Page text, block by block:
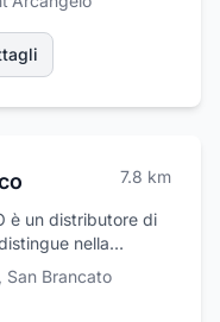
7.8 km
è un distributore di
nella
disponibilità ed
sia per i privati
di Potenza grazie
, San Brancato